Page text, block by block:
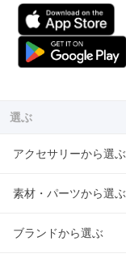
選ぶ
アクセサリーから選ぶ
素材・パーツから選ぶ
ブランドから選ぶ